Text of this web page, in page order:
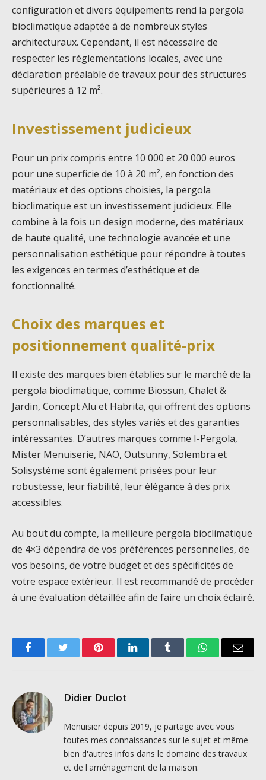
configuration et divers équipements rend la pergola
bioclimatique adaptée à de nombreux styles
architecturaux. Cependant, il est nécessaire de
respecter les réglementations locales, avec une
déclaration préalable de travaux pour des structures
supérieures à 12 m².
Investissement judicieux
Pour un prix compris entre 10 000 et 20 000 euros
pour une superficie de 10 à 20 m², en fonction des
matériaux et des options choisies, la pergola
bioclimatique est un investissement judicieux. Elle
combine à la fois un design moderne, des matériaux
de haute qualité, une technologie avancée et une
personnalisation esthétique pour répondre à toutes
les exigences en termes d’esthétique et de
fonctionnalité.
Choix des marques et
positionnement qualité-prix
Il existe des marques bien établies sur le marché de la
pergola bioclimatique, comme Biossun, Chalet &
Jardin, Concept Alu et Habrita, qui offrent des options
personnalisables, des styles variés et des garanties
intéressantes. D’autres marques comme I-Pergola,
Mister Menuiserie, NAO, Outsunny, Solembra et
Solisystème sont également prisées pour leur
robustesse, leur fiabilité, leur élégance à des prix
accessibles.
Au bout du compte, la meilleure pergola bioclimatique
de 4×3 dépendra de vos préférences personnelles, de
vos besoins, de votre budget et des spécificités de
votre espace extérieur. Il est recommandé de procéder
à une évaluation détaillée afin de faire un choix éclairé.
FacebookTwitter PinterestLinkedInTumblr WhatsAppEmail
Didier Duclot
Menuisier depuis 2019, je partage avec vous
toutes mes connaissances sur le sujet et même
bien d'autres infos dans le domaine des travaux
et de l'aménagement de la maison.